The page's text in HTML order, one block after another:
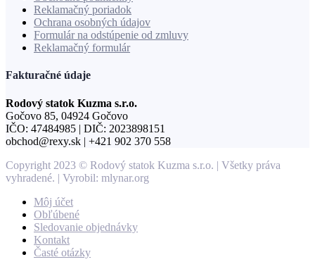
Reklamačný poriadok
Ochrana osobných údajov
Formulár na odstúpenie od zmluvy
Reklamačný formulár
Fakturačné údaje
Rodový statok Kuzma s.r.o.
Gočovo 85, 04924 Gočovo
IČO: 47484985 | DIČ: 2023898151
obchod@rexy.sk | +421 902 370 558
Copyright 2023 © Rodový statok Kuzma s.r.o. | Všetky práva
vyhradené. | Vyrobil: mlynar.org
Môj účet
Obľúbené
Sledovanie objednávky
Kontakt
Časté otázky